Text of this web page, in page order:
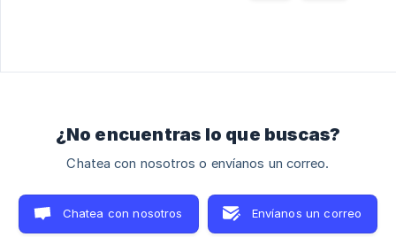
¿No encuentras lo que buscas?
Chatea con nosotros o envíanos un correo.
Chatea con nosotros Envíanos un correo